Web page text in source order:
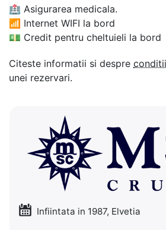
🏥 Asigurarea medicala.
📶 Internet WIFI la bord
💵 Credit pentru cheltuieli la bord
Citeste informatii si despre
unei rezervari.
Infiintata in 1987, Elvetia